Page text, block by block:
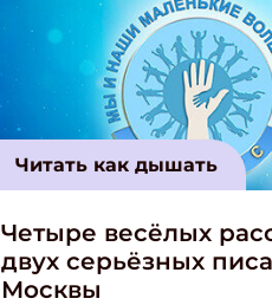
Читать как дышать
Четыре весёлых
двух серьёзных
Москвы